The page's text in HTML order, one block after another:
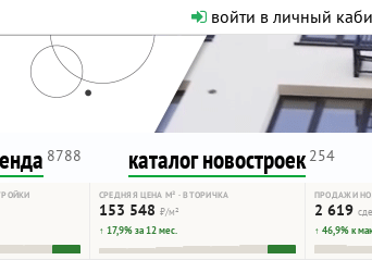
войти в личный
Никакого
как он помогает
8788 каталог новостроек 254
СРЕДНЯЯ ЦЕНА М² · ВТОРИЧКА
153 548 ₽/м²
↑ 17,9% за 12 мес.
ПРОДАЖИ
2 619
↑ 46,9% к